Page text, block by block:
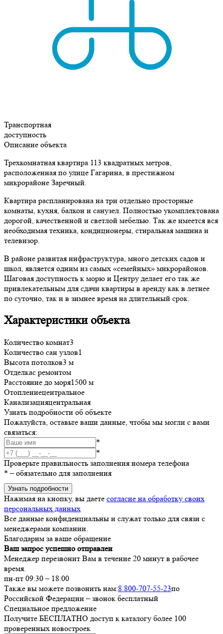
Транспортная
доступность
Описание объекта
Трехкомнатная квартира 113 квадратных метров,
расположенная по улице Гагарина, в престижном
микрорайоне Заречный.
Квартира распланирована на три отдельно просторные
комнаты, кухня, балкон и санузел. Полностью укомплектована
дорогой, качественной и светлой мебелью. Так же имеется вся
необходимая техника, кондиционеры, стиральная машина и
телевизор.
В районе развитая инфраструктура, много детских садов и
школ, является одним из самых «семейных» микрорайонов.
Шаговая доступность к морю и Центру делает его так же
привлекательным для сдачи квартиры в аренду как в летнее
по суточно, так и в зимнее время на длительный срок.
Характеристики объекта
Количество комнат3
Количество сан узлов1
Высота потолков3 м
Отделкас ремонтом
Расстояние до моря1500 м
Отоплениецентральное
Канализацияцентральная
Узнать подробности об объекте
Пожалуйста, оставьте ваши данные, чтобы мы могли с вами
связаться:
*
*
Проверьте правильность заполнения номера телефона
* – обязательно для заполнения
Узнать подробности
Нажимая на кнопку, вы даете согласие на обработку своих
персональных данных
Все данные конфиденциальны и служат только для связи с
менеджерами компании.
Благодарим за ваше обращение
Ваш запрос успешно отправлен
Менеджер перезвонит Вам в течение 20 минут в рабочее
время.
пн-пт 09:30 – 18:00
Также вы можете позвонить нам:8 800-707-55-23по
Российской Федерации – звонок бесплатный
Специальное предложение
Получите БЕСПЛАТНО доступ к каталогу более 100
проверенных новостроек